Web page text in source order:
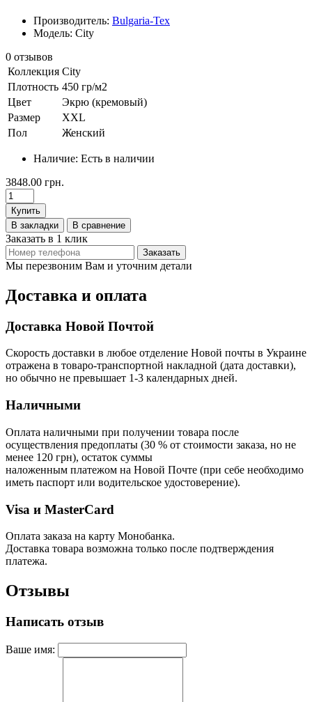
Производитель: Bulgaria-Tex
Модель: City
0 отзывов
Коллекция City
Плотность 450 гр/м2
Цвет
Экрю (кремовый)
Размер
XXL
Пол
Женский
Наличие: Есть в наличии
3848.00 грн.
Купить
В закладки
В сравнение
Заказать в 1 клик
Заказать
Мы перезвоним Вам и уточним детали
Доставка и оплата
Доставка Новой Почтой
Скорость доставки в любое отделение Новой почты в Украине
отражена в товаро-транспортной накладной (дата доставки),
но обычно не превышает 1-3 календарных дней.
Наличными
Оплата наличными при получении товара после
осуществления предоплаты (30 % от стоимости заказа, но не
менее 120 грн), остаток суммы
наложенным платежом на Новой Почте (при себе необходимо
иметь паспорт или водительское удостоверение).
Visa и MasterCard
Оплата заказа на карту Монобанка.
Доставка товара возможна только после подтверждения
платежа.
Отзывы
Написать отзыв
Ваше имя: